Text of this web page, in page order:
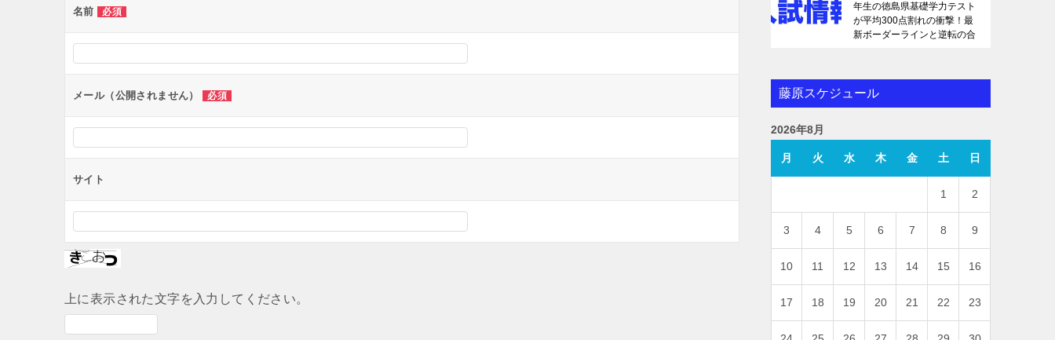
ー
ョ
ン
名前 必須
メール（公開されません） 必須
サイト
上に表示された文字を入力してください。
年生の徳島県基礎学力テスト
が平均300点割れの衝撃！最
新ボーダーラインと逆転の合
藤原スケジュール
2026年8月
月 火 水 木 金 土 日
1 2
3 4 5 6 7 8 9
10 11 12 13 14 15 16
17 18 19 20 21 22 23